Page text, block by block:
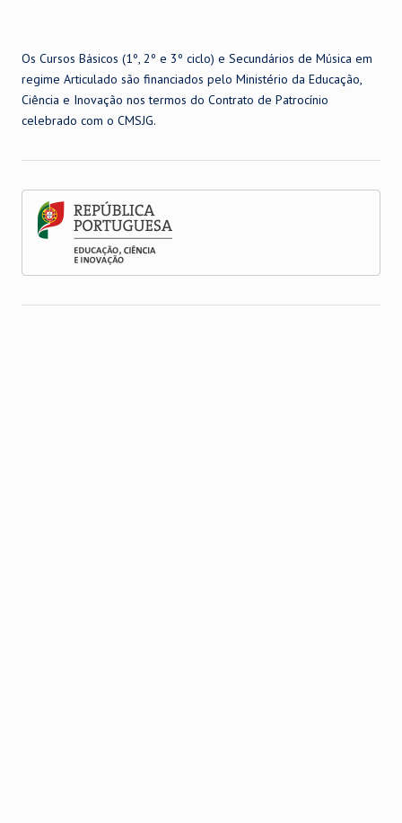
Os Cursos Básicos (1º, 2º e 3º ciclo) e Secundários de Música em
regime Articulado são financiados pelo Ministério da Educação,
Ciência e Inovação nos termos do Contrato de Patrocínio
celebrado com o CMSJG.